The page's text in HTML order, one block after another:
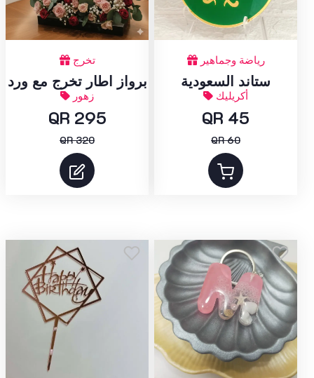
تخرج
برواز اطار تخرج مع ورد
زهور
QR 295
QR 320
رياضة وجماهير
ستاند السعودية
أكريليك
QR 45
QR 60